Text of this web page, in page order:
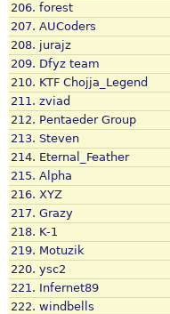
206. forest
207. AUCoders
208. jurajz
209. Dfyz team
210. KTF Chojja_Legend
211. zviad
212. Pentaeder Group
213. Steven
214. Eternal_Feather
215. Alpha
216. XYZ
217. Grazy
218. K-1
219. Motuzik
220. ysc2
221. Infernet89
222. windbells